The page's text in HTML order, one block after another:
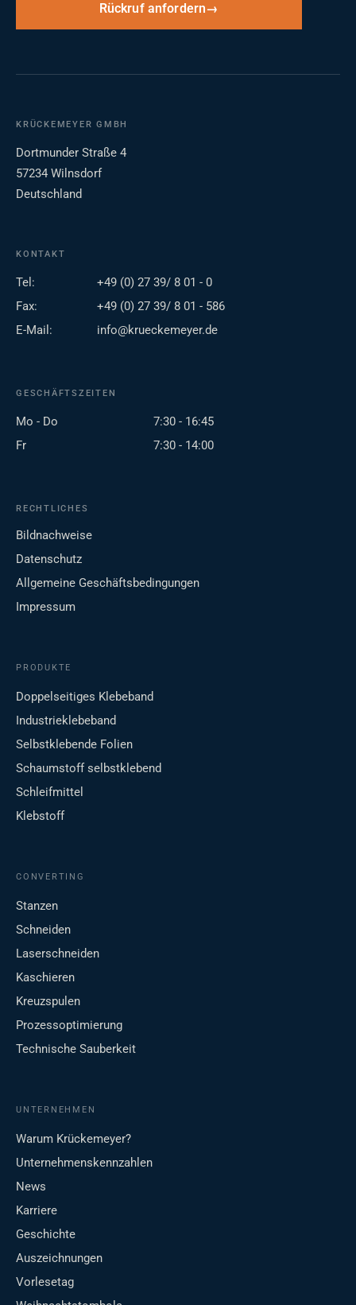
Rückruf anfordern
KRÜCKEMEYER GMBH
Dortmunder Straße 4
57234 Wilnsdorf
Deutschland
KONTAKT
Tel:
+49 (0) 27 39/ 8 01 - 0
Fax:
+49 (0) 27 39/ 8 01 - 586
E-Mail:
info@krueckemeyer.de
GESCHÄFTSZEITEN
Mo - Do
7:30 - 16:45
Fr
7:30 - 14:00
RECHTLICHES
Bildnachweise
Datenschutz
Allgemeine Geschäftsbedingungen
Impressum
PRODUKTE
Doppelseitiges Klebeband
Industrieklebeband
Selbstklebende Folien
Schaumstoff selbstklebend
Schleifmittel
Klebstoff
CONVERTING
Stanzen
Schneiden
Laserschneiden
Kaschieren
Kreuzspulen
Prozessoptimierung
Technische Sauberkeit
UNTERNEHMEN
Warum Krückemeyer?
Unternehmenskennzahlen
News
Karriere
Geschichte
Auszeichnungen
Vorlesetag